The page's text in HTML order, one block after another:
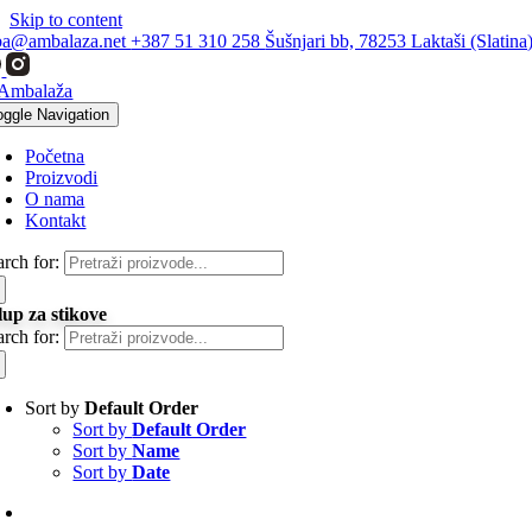
Skip to content
+387 51 310 258 Šušnjari bb, 78253 Laktaši (Slatina)
Navigation
Početna
Proizvodi
O nama
Kontakt
for:
za stikove
for:
Sort byDefault Order
Sort byDefault Order
Sort byName
Sort byDate